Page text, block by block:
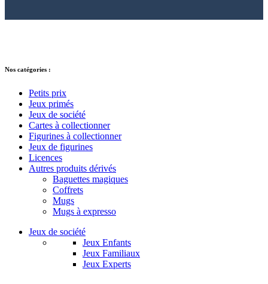
Nos catégories :
Petits prix
Jeux primés
Jeux de société
Cartes à collectionner
Figurines à collectionner
Jeux de figurines
Licences
Autres produits dérivés
Baguettes magiques
Coffrets
Mugs
Mugs à expresso
Jeux de société
Jeux Enfants
Jeux Familiaux
Jeux Experts